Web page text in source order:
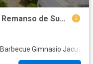
Casa en Venta Nilo Condominio Remanso de Sumapaz
Barbecue·Gimnasio·Jacuzzi